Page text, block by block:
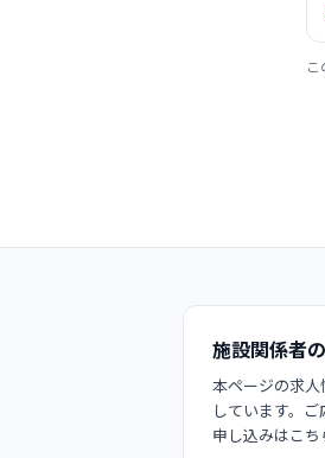
施設関係者
本ページの求
しています。
申し込みはこち